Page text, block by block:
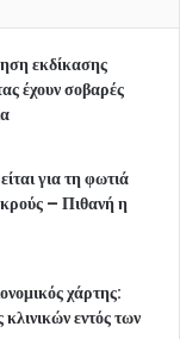
εκδίκασης
έχουν σοβαρές
για τη φωτιά
– Πιθανή η
χάρτης:
εντός των